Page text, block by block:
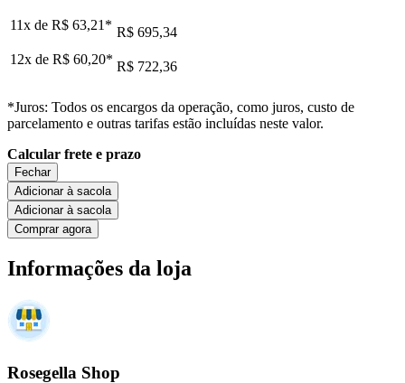
11x de R$ 63,21* R$ 695,34
12x de R$ 60,20* R$ 722,36
*Juros: Todos os encargos da operação, como juros, custo de
parcelamento e outras tarifas estão incluídas neste valor.
Calcular frete e prazo
Fechar
Adicionar à sacola
Adicionar à sacola
Comprar agora
Informações da loja
Rosegella Shop